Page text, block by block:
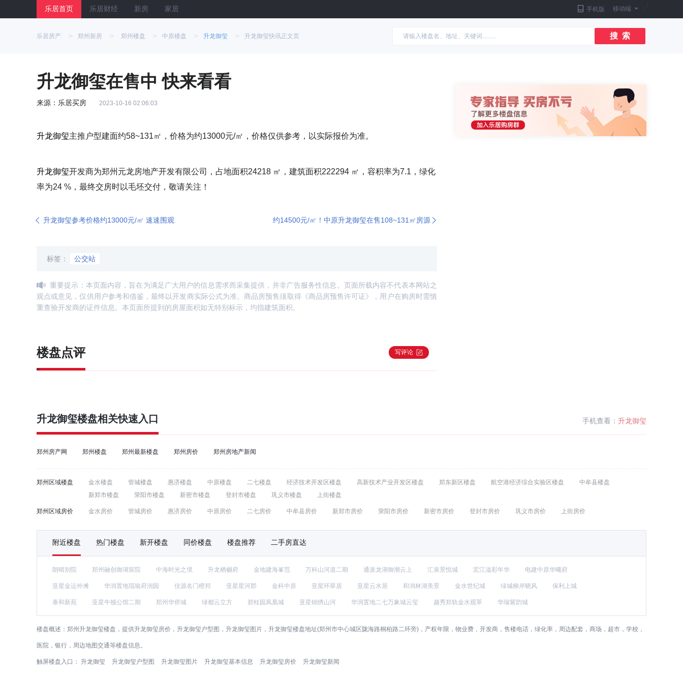
乐居首页 乐居财经 新房 家居 手机版 移动端
乐居房产 > 郑州新房 > 郑州楼盘 > 中原楼盘 > 升龙御玺 > 升龙御玺快讯正文页 搜 索
升龙御玺在售中 快来看看
来源：乐居买房 2023-10-16 02:06:03
升龙御玺主推户型建面约58~131㎡，价格为约13000元/㎡，价格仅供参考，以实际报价为准。
升龙御玺开发商为郑州元龙房地产开发有限公司，占地面积24218 ㎡，建筑面积222294 ㎡，容积率为7.1，绿化
率为24 %，最终交房时以毛坯交付，敬请关注！
升龙御玺参考价格约13000元/㎡ 速速围观 约14500元/㎡！中原升龙御玺在售108~131㎡房源
标签： 公交站
重要提示：本页面内容，旨在为满足广大用户的信息需求而采集提供，并非广告服务性信息。页面所载内容不代表本网站之
观点或意见，仅供用户参考和借鉴，最终以开发商实际公式为准。商品房预售须取得《商品房预售许可证》，用户在购房时需慎
重查验开发商的证件信息。本页面所提到的房屋面积如无特别标示，均指建筑面积。
楼盘点评 写评论
升龙御玺楼盘相关快速入口 手机查看： 升龙御玺
郑州房产网 郑州楼盘 郑州最新楼盘 郑州房价 郑州房地产新闻
郑州区域楼盘 金水楼盘 管城楼盘 惠济楼盘 中原楼盘 二七楼盘 经济技术开发区楼盘 高新技术产业开发区楼盘 郑东新区楼盘 航空港经济综合实验区楼盘
中牟县楼盘
新郑市楼盘
荥阳市楼盘 新密市楼盘 登封市楼盘 巩义市楼盘 上街楼盘
郑州区域房价 金水房价 管城房价 惠济房价 中原房价 二七房价 中牟县房价 新郑市房价 荥阳市房价 新密市房价 登封市房价 巩义市房价 上街房价
附近楼盘 热门楼盘 新开楼盘 同价楼盘 楼盘推荐 二手房直达
朗晴别院 郑州融创御湖宸院 中海时光之境 升龙栖樾府 金地建海峯范 万科山河道二期 通派龙湖御潮云上 汇泉景悦城 宏江溢彩年华 电建中原华曦府
亚星金运外滩 华润置地琨瑜府润园 佳源名门橙邦 亚星星河郡 金科中原 亚星环翠居 亚星云水居 和润林湖美景 金水世纪城 绿城柳岸晓风 保利上城
泰和新苑 亚星牛顿公馆二期 郑州华侨城 绿都云立方 碧桂园凤凰城 亚星锦绣山河 华润置地二七万象城云玺 越秀郑轨金水观萃 华瑞紫韵城
楼盘概述： 郑州升龙御玺楼盘，提供升龙御玺房价，升龙御玺户型图，升龙御玺图片，升龙御玺楼盘地址(郑州市中心城区陇海路桐柏路二环旁)，产权年限，物业费，开发商，售楼电话，绿化率，周边配套，商场，超市，学校，
医院，银行，周边地图交通等楼盘信息。
触屏楼盘入口： 升龙御玺 升龙御玺户型图 升龙御玺图片 升龙御玺基本信息 升龙御玺房价 升龙御玺新闻